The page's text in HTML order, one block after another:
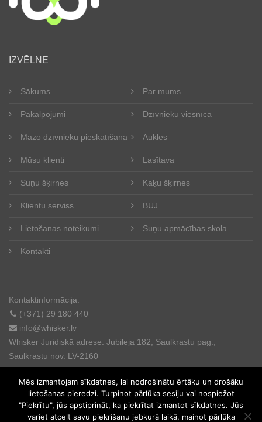
IZVĒLNE
Sākums Par mums
Pakalpojumi Dzīvnieku viesnīca
Mazo dzīvnieku pieskatīšana Aukles
Mūsu klienti Lasītava
Suņu šķirnes Kaķu šķirnes
Klientu serviss BUJ
Lietošanas noteikumi Suņu apmācības skola
Kontakti
Kontaktinformācija:
(+371) 29 180 440
info@whisker.lv
Whisker Juridiskā adrese: Jubileja 182, Saulkrastu pag.,
Saulkrastu nov. LV-2160
Mēs izmantojam sīkdatnes, lai nodrošinātu ērtāku un drošāku
lietošanas pieredzi. Turpinot pārlūka sesiju vai nospiežot
"Piekrītu", jūs apstiprināt, ka piekrītat izmantot sīkdatnes. Jūs
variet atcelt savu piekrišanu jebkurā laikā, mainot pārlūka